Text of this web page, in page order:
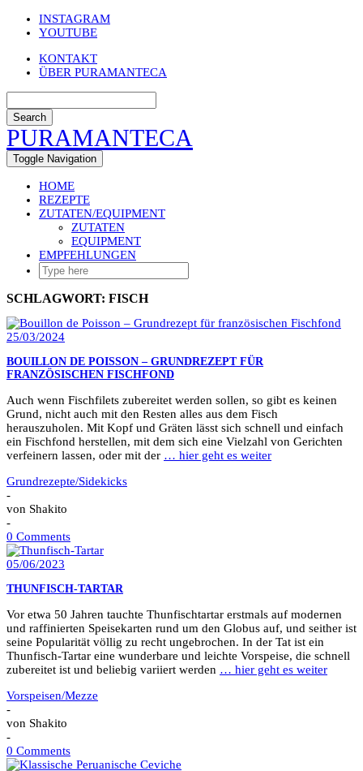
Skip
INSTAGRAM
YOUTUBE
KONTAKT
ÜBER PURAMANTECA
Search
PURAMANTECA
Toggle Navigation
HOME
REZEPTE
ZUTATEN/EQUIPMENT
ZUTATEN
EQUIPMENT
EMPFEHLUNGEN
SCHLAGWORT: FISCH
25/03/2024
BOUILLON DE POISSON – GRUNDREZEPT FÜR
FRANZÖSISCHEN FISCHFOND
Auch wenn Fischfilets zubereitet werden sollen, so gibt es keinen
Grund, nicht auch mit den Resten alles aus dem Fisch
herauszuholen. Mit Kopf und Gräten lässt sich schnell und einfach
ein Fischfond herstellen, mit dem sich eine Vielzahl von Gerichten
verfeinern lassen, oder mit der … hier geht es weiter
Grundrezepte/Sidekicks
-
von Shakito
-
0 Comments
05/06/2023
THUNFISCH-TARTAR
Vor etwa 50 Jahren tauchte Thunfischtartar erstmals auf modernen
und raffinierten Speisekarten rund um den Globus auf, und seither ist
seine Popularität völlig zu recht ungebrochen. In der Tat ist ein
Thunfisch-Tartar eine wunderbare und leichte Vorspeise, die schnell
zubereitet ist und beliebig variiert werden … hier geht es weiter
Vorspeisen/Mezze
-
von Shakito
-
0 Comments